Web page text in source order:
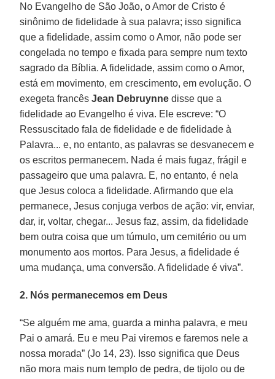
No Evangelho de São João, o Amor de Cristo é
sinônimo de fidelidade à sua palavra; isso significa
que a fidelidade, assim como o Amor, não pode ser
congelada no tempo e fixada para sempre num texto
sagrado da Bíblia. A fidelidade, assim como o Amor,
está em movimento, em crescimento, em evolução. O
exegeta francêsJean Debruynne disse que a
fidelidade ao Evangelho é viva. Ele escreve: “O
Ressuscitado fala de fidelidade e de fidelidade à
Palavra... e, no entanto, as palavras se desvanecem e
os escritos permanecem. Nada é mais fugaz, frágil e
passageiro que uma palavra. E, no entanto, é nela
que Jesus coloca a fidelidade. Afirmando que ela
permanece, Jesus conjuga verbos de ação: vir, enviar,
dar, ir, voltar, chegar... Jesus faz, assim, da fidelidade
bem outra coisa que um túmulo, um cemitério ou um
monumento aos mortos. Para Jesus, a fidelidade é
uma mudança, uma conversão. A fidelidade é viva”.
2. Nós permanecemos em Deus
“Se alguém me ama, guarda a minha palavra, e meu
Pai o amará. Eu e meu Pai viremos e faremos nele a
nossa morada” (Jo 14, 23). Isso significa que Deus
não mora mais num templo de pedra, de tijolo ou de